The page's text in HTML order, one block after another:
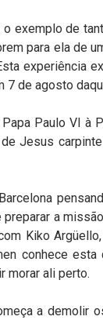
exemplo de
para ela de
experiência
7 de agosto
Paulo VI à
Jesus
a
Kiko
conhece
morar ali perto.
a demolir